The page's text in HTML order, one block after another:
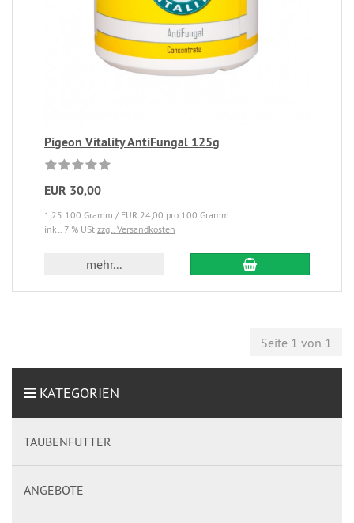
Pigeon Vitality AntiFungal 125g
EUR 30,00
1,25 100 Gramm / EUR 24,00 pro 100 Gramm
inkl. 7 % USt zzgl. Versandkosten
mehr...
Seite 1 von 1
KATEGORIEN
TAUBENFUTTER
ANGEBOTE